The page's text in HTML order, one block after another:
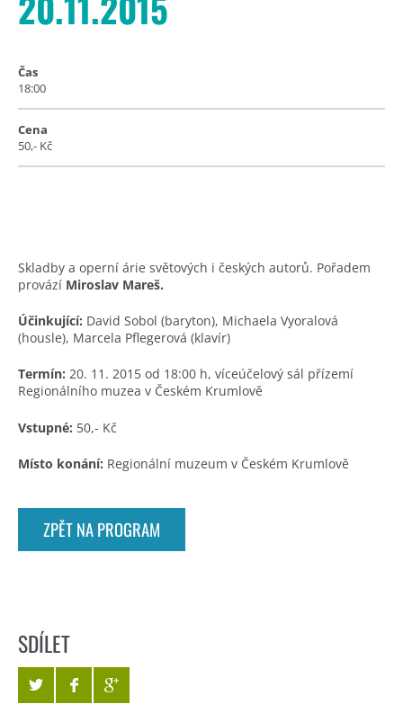
Čas
18:00
Cena
50,- Kč
Skladby a operní árie světových i českých autorů. Pořadem
provází Miroslav Mareš.
Účinkující: David Sobol (baryton), Michaela Vyoralová
(housle), Marcela Pflegerová (klavír)
Termín: 20. 11. 2015 od 18:00 h, víceúčelový sál přízemí
Regionálního muzea v Českém Krumlově
Vstupné: 50,- Kč
Místo konání: Regionální muzeum v Českém Krumlově
ZPĚT NA PROGRAM
SDÍLET